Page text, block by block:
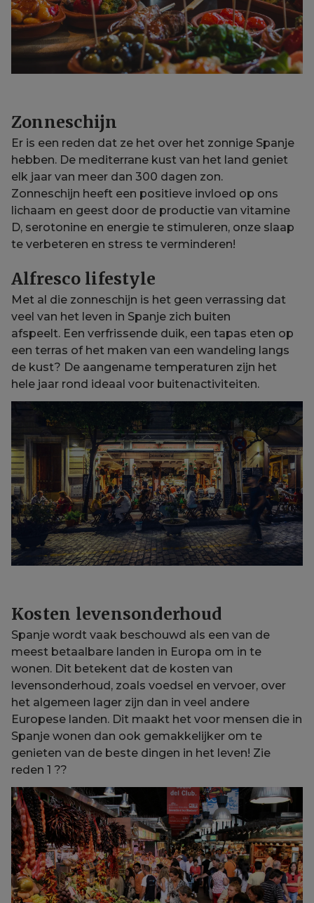
Zonneschijn
Er is een reden dat ze het over het zonnige Spanje
hebben. De mediterrane kust van het land geniet
elk jaar van meer dan 300 dagen zon.
Zonneschijn heeft een positieve invloed op ons
lichaam en geest door de productie van vitamine
D, serotonine en energie te stimuleren, onze slaap
te verbeteren en stress te verminderen!
Alfresco lifestyle
Met al die zonneschijn is het geen verrassing dat
veel van het leven in Spanje zich buiten
afspeelt. Een verfrissende duik, een tapas eten op
een terras of het maken van een wandeling langs
de kust? De aangename temperaturen zijn het
hele jaar rond ideaal voor buitenactiviteiten.
Kosten levensonderhoud
Spanje wordt vaak beschouwd als een van de
meest betaalbare landen in Europa om in te
wonen. Dit betekent dat de kosten van
levensonderhoud, zoals voedsel en vervoer, over
het algemeen lager zijn dan in veel andere
Europese landen. Dit maakt het voor mensen die in
Spanje wonen dan ook gemakkelijker om te
genieten van de beste dingen in het leven! Zie
reden 1 ??